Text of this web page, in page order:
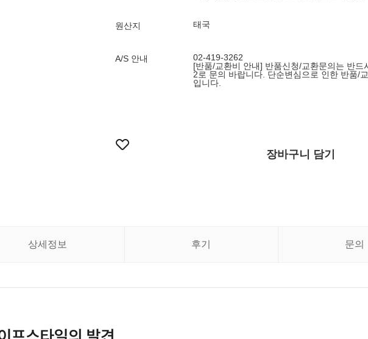
원산지 태국
A/S 안내
02-419-3262
[반품/교환비 안내] 반품신청/교환문의는 반
2로 문의 바랍니다. 단순변심으로 인한 반품/
입니다.
장바구니 담기
상세정보 후기 문의